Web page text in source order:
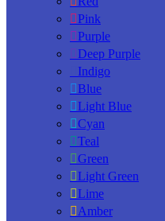
Pink
Purple
Deep Purple
Indigo
Blue
Light Blue
Cyan
Teal
Green
Light Green
Lime
Amber